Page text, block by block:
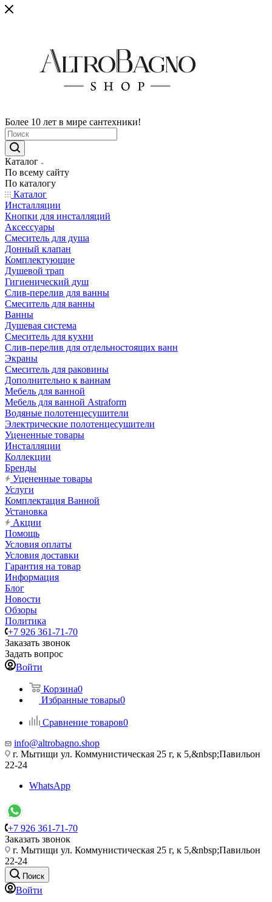
Более 10 лет в мире сантехники!
Каталог
По всему сайту
По каталогу
Каталог
Инсталляции
Кнопки для инсталляций
Аксессуары
Смеситель для душа
Донный клапан
Комплектующие
Душевой трап
Гигиенический душ
Слив-перелив для ванны
Смеситель для ванны
Ванны
Душевая система
Смеситель для кухни
Слив-перелив для отдельностоящих ванн
Экраны
Смеситель для раковины
Дополнительно к ваннам
Мебель для ванной
Мебель для ванной Astraform
Водяные полотенцесушители
Электрические полотенцесушители
Уцененные товары
Инсталляции
Коллекции
Бренды
Уцененные товары
Услуги
Комплектация Ванной
Установка
Акции
Помощь
Условия оплаты
Условия доставки
Гарантия на товар
Информация
Блог
Новости
Обзоры
Политика
+7 926 361-71-70
Заказать звонок
Задать вопрос
Войти
Корзина0
Избранные товары0
Сравнение товаров0
info@altrobagno.shop
г. Мытищи ул. Коммунистическая 25 г, к 5,&nbsp;Павильон
22-24
WhatsApp
+7 926 361-71-70
Заказать звонок
г. Мытищи ул. Коммунистическая 25 г, к 5,&nbsp;Павильон
22-24
Поиск
Войти